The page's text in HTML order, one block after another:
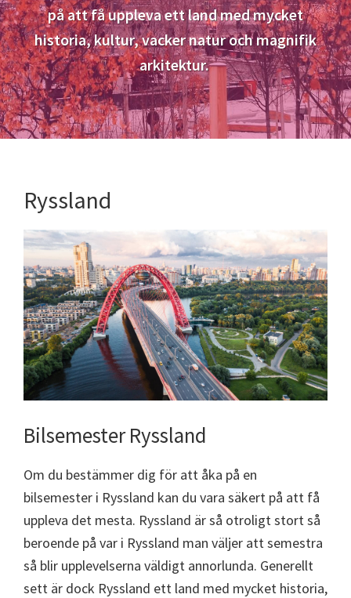
på att få uppleva ett land med mycket
historia, kultur, vacker natur och magnifik
arkitektur.
Ryssland
Bilsemester Ryssland
Om du bestämmer dig för att åka på en
bilsemester i Ryssland kan du vara säkert på att få
uppleva det mesta. Ryssland är så otroligt stort så
beroende på var i Ryssland man väljer att semestra
så blir upplevelserna väldigt annorlunda. Generellt
sett är dock Ryssland ett land med mycket historia,